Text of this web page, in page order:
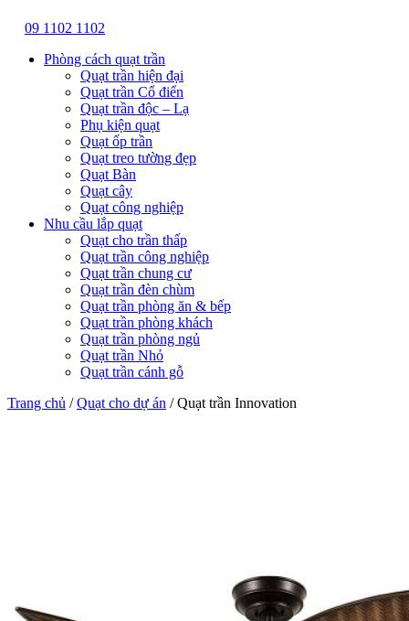
09 1102 1102
Phòng cách quạt trần
Quạt trần hiện đại
Quạt trần Cổ điển
Quạt trần độc – Lạ
Phụ kiện quạt
Quạt ốp trần
Quạt treo tường đẹp
Quạt Bàn
Quạt cây
Quạt công nghiệp
Nhu cầu lắp quạt
Quạt cho trần thấp
Quạt trần công nghiệp
Quạt trần chung cư
Quạt trần đèn chùm
Quạt trần phòng ăn & bếp
Quạt trần phòng khách
Quạt trần phòng ngủ
Quạt trần Nhỏ
Quạt trần cánh gỗ
Trang chủ /Quạt cho dự án /Quạt trần Innovation